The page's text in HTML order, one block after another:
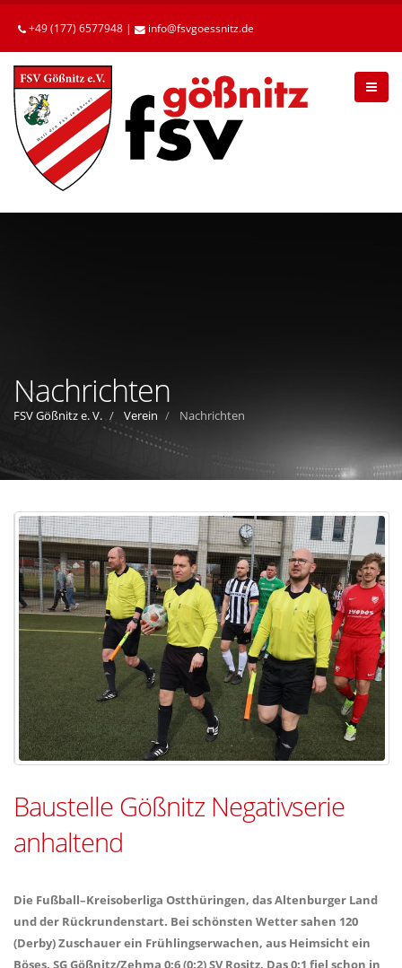
Betätigen
die
Enter-
Taste,
um
zum
Hauptinhalt
gelangen.
+49 (177) 6577948 | info fsvgoessnitz de
Nachrichten
FSV Gößnitz e. V. Verein Nachrichten
Baustelle Gößnitz Negativserie
anhaltend
Die Fußball–Kreisoberliga Ostthüringen, das Altenburger Land
und der Rückrundenstart. Bei schönsten Wetter sahen 120
(Derby) Zuschauer ein Frühlingserwachen, aus Heimsicht ein
Böses, SG Gößnitz/Zehma 0:6 (0:2) SV Rositz. Das 0:1 fiel schon in